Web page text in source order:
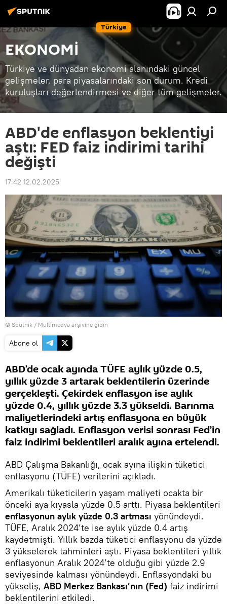
Türkiye
EKONOMİ
Türkiye ve dünyadan ekonomi alanındaki güncel
gelişmeler, para piyasalarındaki son durum. Kredi
kuruluşları değerlendirmesi ve diğer tüm gelişmeler.
ABD'de enflasyon beklentiyi
aştı: FED faiz indirimi tarihi
değişti
17:42 12.02.2025
© Sputnik / Multimedya arşivine gidin
Abone ol
ABD’de ocak ayında TÜFE aylık yüzde 0.5,
yıllık yüzde 3 artarak beklentilerin üzerinde
gerçekleşti. Çekirdek enflasyon ise aylık
yüzde 0.4, yıllık yüzde 3.3 yükseldi. Barınma
maliyetlerindeki artış enflasyona en büyük
katkıyı sağladı. Enflasyon verisi sonrası Fed’in
faiz indirimi beklentileri aralık ayına ertelendi.
ABD Çalışma Bakanlığı, ocak ayına ilişkin tüketici
enflasyonu (TÜFE) verilerini açıkladı.
Amerikalı tüketicilerin yaşam maliyeti ocakta bir
önceki aya kıyasla yüzde 0.5 arttı. Piyasa beklentileri
enflasyonun aylık yüzde 0.3 artması yönündeydi.
TÜFE, Aralık 2024’te ise aylık yüzde 0.4 artış
kaydetmişti. Yıllık bazda tüketici enflasyonu da yüzde
3 yükselerek tahminleri aştı. Piyasa beklentileri yıllık
enflasyonun Aralık 2024’te olduğu gibi yüzde 2.9
seviyesinde kalması yönündeydi. Enflasyondaki bu
yükseliş, ABD Merkez Bankası’nın (Fed) faiz indirimi
beklentilerini etkiledi.